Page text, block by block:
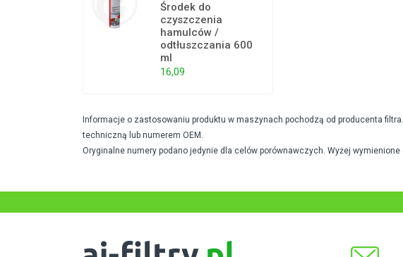
Środek do
czyszczenia
hamulców /
odtłuszczania 600
ml
16,09
Informacje o zastosowaniu produktu w maszynach pochodzą od producenta
techniczną lub numerem OEM.
Oryginalne numery podano jedynie dla celów porównawczych. Wyżej